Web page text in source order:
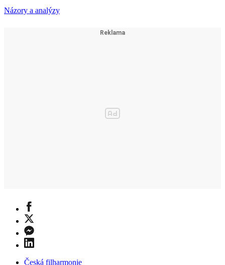
Názory a analýzy
Česká filharmonie